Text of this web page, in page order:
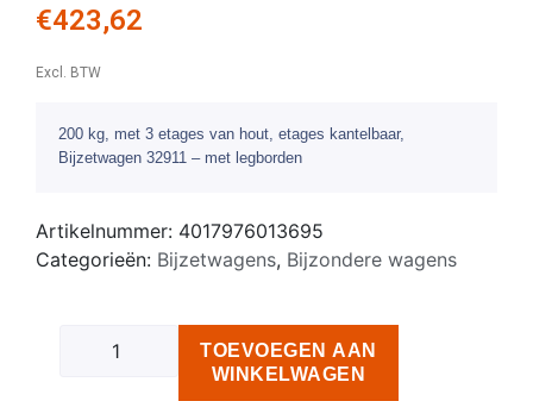
€423,62
Excl. BTW
200 kg, met 3 etages van hout, etages kantelbaar,
Bijzetwagen 32911 – met legborden
Artikelnummer: 4017976013695
Categorieën: Bijzetwagens, Bijzondere wagens
TOEVOEGEN AAN
WINKELWAGEN